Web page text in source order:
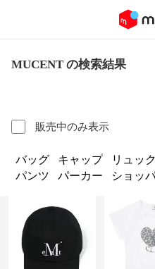
MUCENT の検索結果
販売中のみ表示
バッグ キャップ リュック
パンツ
パーカー ショッ